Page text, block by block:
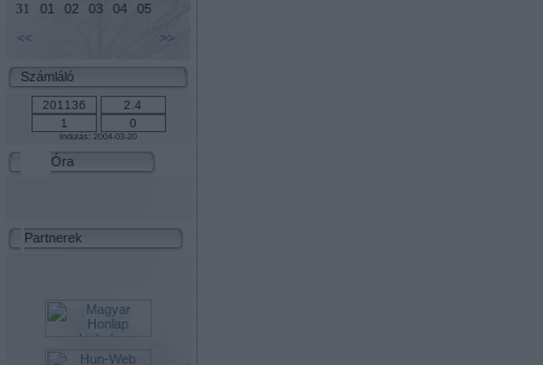
31
01 02 03 04
05
<<
>>
Számláló
Indulás: 2004-03-20
Óra
Partnerek